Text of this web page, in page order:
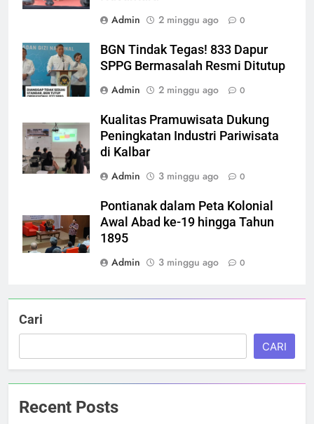
Admin
2 minggu ago 0
BGN Tindak Tegas! 833 Dapur
SPPG Bermasalah Resmi Ditutup
Admin
2 minggu ago 0
Kualitas Pramuwisata Dukung
Peningkatan Industri Pariwisata
di Kalbar
Admin
3 minggu ago 0
Pontianak dalam Peta Kolonial
Awal Abad ke-19 hingga Tahun
1895
Admin
3 minggu ago 0
Cari
CARI
Recent Posts